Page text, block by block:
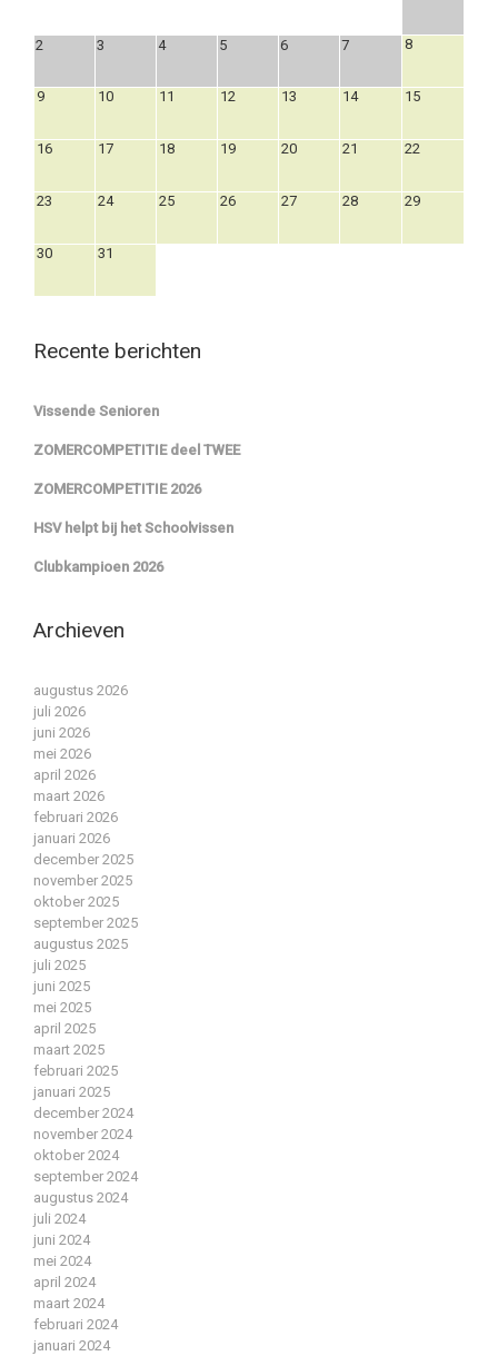
2 3 4 5 6 7 8
9 10 11 12 13 14 15
16 17 18 19 20 21 22
23 24 25 26 27 28 29
30 31
Recente berichten
Vissende Senioren
ZOMERCOMPETITIE deel TWEE
ZOMERCOMPETITIE 2026
HSV helpt bij het Schoolvissen
Clubkampioen 2026
Archieven
augustus 2026
juli 2026
juni 2026
mei 2026
april 2026
maart 2026
februari 2026
januari 2026
december 2025
november 2025
oktober 2025
september 2025
augustus 2025
juli 2025
juni 2025
mei 2025
april 2025
maart 2025
februari 2025
januari 2025
december 2024
november 2024
oktober 2024
september 2024
augustus 2024
juli 2024
juni 2024
mei 2024
april 2024
maart 2024
februari 2024
januari 2024